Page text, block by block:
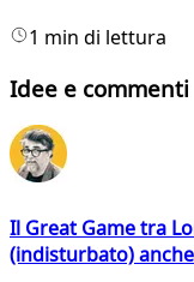
1 min di lettura
Idee e commenti
Il Great Game tra
(indisturbato)